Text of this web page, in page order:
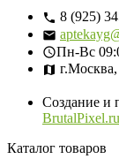
8 (925)
Пн-Вс
г.Москва,
Создание и
BrutalPixel.ru
Каталог товаров